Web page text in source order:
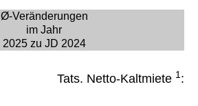
Ø-Veränderungen
im Jahr
2025 zu JD 2024
Tats. Netto-Kaltmiete 1: